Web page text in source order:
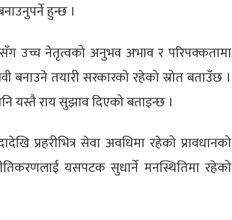
हुन्छ ।
उच्च नेतृत्वको अनुभव अभाव र परिपक्कतामा
तयारी सरकारको रहेको स्रोत बताउँछ ।
यस्तै राय सुझाव दिएको बताइन्छ ।
प्रहरीभित्र सेवा अवधिमा रहेको प्रावधानको
यसपटक सुधार्ने मनस्थितिमा रहेको